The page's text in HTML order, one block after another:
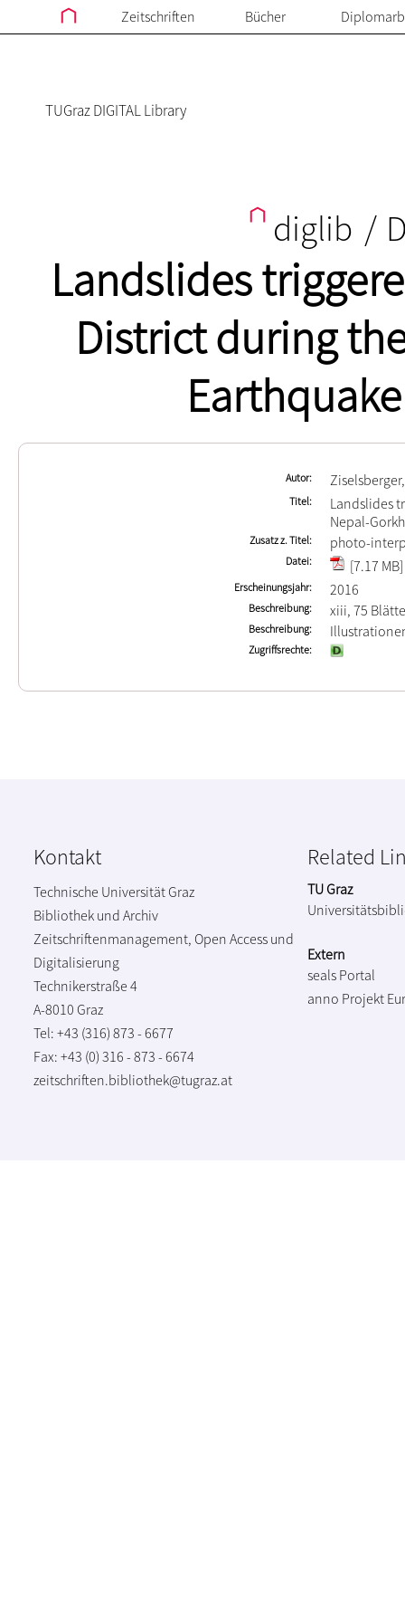
Zeitschriften Bücher
TUGraz DIGITAL Library
diglib /
Landslides
District during
Autor
Titel
Landslides
Nepal-
Zusatz z. Titel photo-
Datei [7.17 MB]
Erscheinungsjahr 2016
Beschreibung xiii, 75
Beschreibung
Zugriffsrechte
Kontakt
Technische Universität Graz
Bibliothek und Archiv
Zeitschriftenmanagement, Open Access und
Digitalisierung
Technikerstraße 4
A-8010 Graz
Tel: +43 (316) 873 - 6677
Fax: +43 (0) 316 - 873 - 6674
zeitschriften.bibliothek@tugraz.at
Related
TU Graz
Extern
seals Portal
anno Projekt